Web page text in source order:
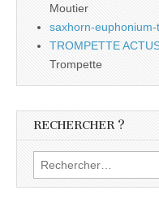
Moutier
saxhorn-euphonium-
TROMPETTE
Trompette
RECHERCHER ?
Rechercher :